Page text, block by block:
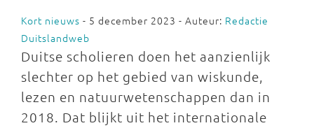
Kort nieuws - 5 december 2023 - Auteur: Redactie
Duitslandweb
Duitse scholieren doen het aanzienlijk
slechter op het gebied van wiskunde,
lezen en natuurwetenschappen dan in
2018. Dat blijkt uit het internationale